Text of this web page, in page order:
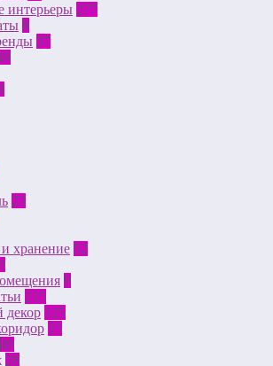
интерьеры 277
9
37
23
хранение 52
9
215
декор 125
15
49
28